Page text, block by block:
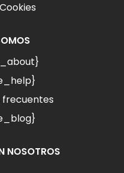
frecuentes
NOSOTROS